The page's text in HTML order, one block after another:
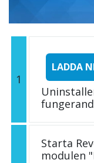
1
LADDA
Starta
modulen